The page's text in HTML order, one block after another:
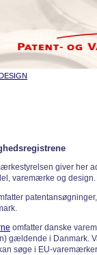
giver her
varemærke og design.
omfatter danske
gældende i Danmark.
søge i EU-